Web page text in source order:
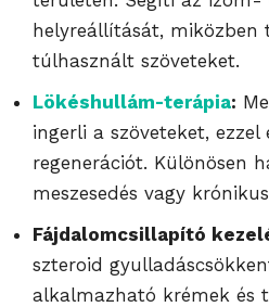
helyreállítását, miközben
túlhasznált szöveteket.
Lökéshullám-terápia:
ingerli a szöveteket, ezzel
regenerációt. Különösen
meszesedés vagy
Fájdalomcsillapító
szteroid
alkalmazható krémek és